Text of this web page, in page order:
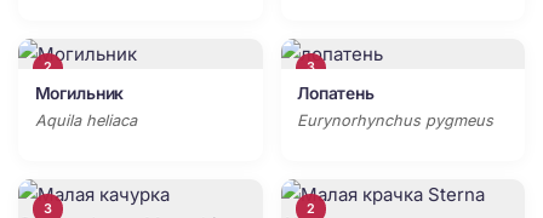
2
Могильник
Aquila heliaca
3
Лопатень
Eurynorhynchus pygmeus
3 2